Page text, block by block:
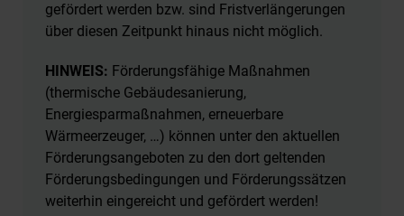
gefördert werden bzw. sind Fristverlängerungen
über diesen Zeitpunkt hinaus nicht möglich.
HINWEIS: Förderungsfähige Maßnahmen
(thermische Gebäudesanierung,
Energiesparmaßnahmen, erneuerbare
Wärmeerzeuger, …) können unter den aktuellen
Förderungsangeboten zu den dort geltenden
Förderungsbedingungen und Förderungssätzen
weiterhin eingereicht und gefördert werden!